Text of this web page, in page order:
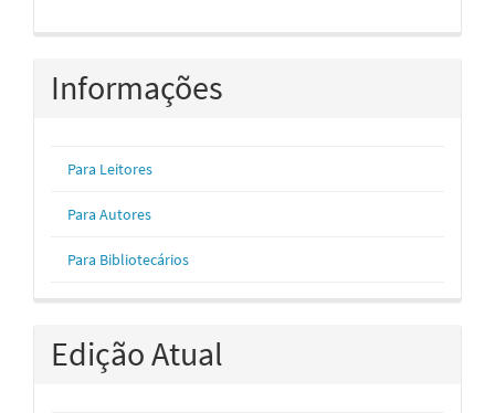
Informações
Para Leitores
Para Autores
Para Bibliotecários
Edição Atual